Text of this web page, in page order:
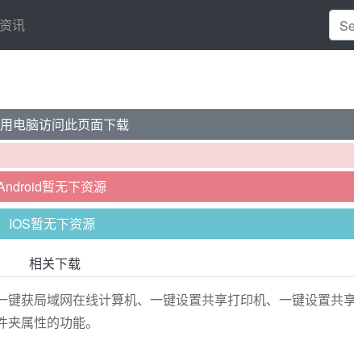
讯
电脑访问此页面下载
暂无下资源
IOS暂无下资源
相关下载
获局域网在线计算机、一键设置共享打印机、一键设置共
属性的功能。